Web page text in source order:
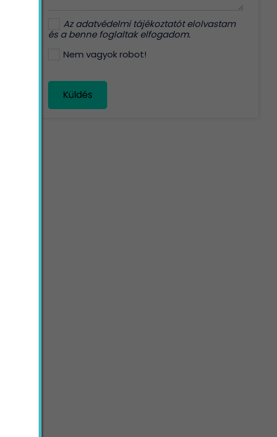
Azadatvédelmi tájékoztatótelolvastam
és a benne foglaltak elfogadom.
Nem vagyok robot!
Küldés